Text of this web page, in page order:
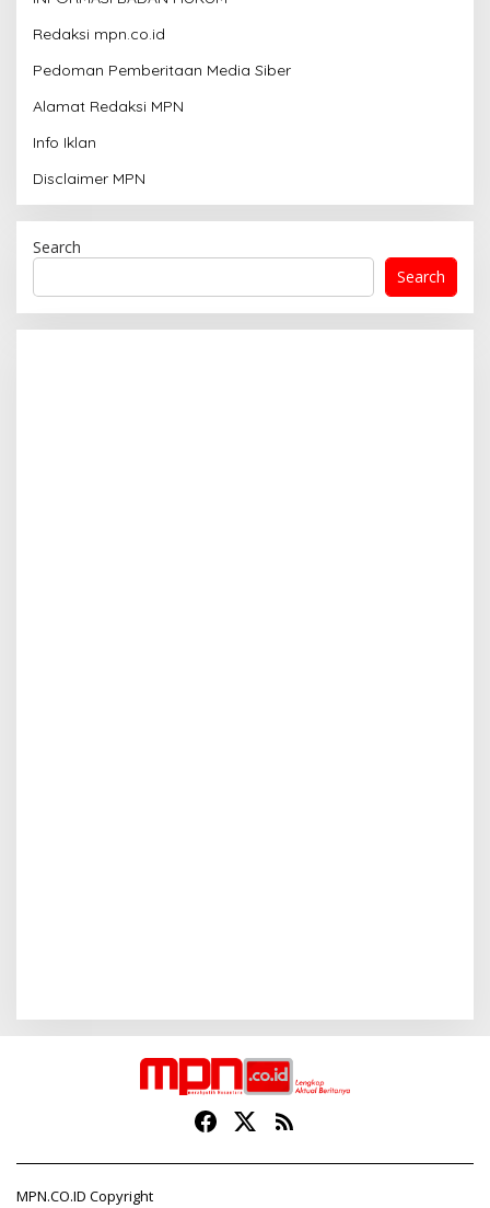
Redaksi mpn.co.id
Pedoman Pemberitaan Media Siber
Alamat Redaksi MPN
Info Iklan
Disclaimer MPN
Search
Search
MPN.CO.ID Copyright